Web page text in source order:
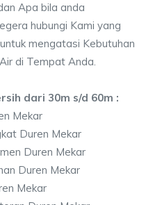
Apa bila anda
hubungi Kami yang
mengatasi Kebutuhan
di Tempat Anda.
dari 30m s/d 60m :
Mekar
Duren Mekar
Duren Mekar
Duren Mekar
Mekar